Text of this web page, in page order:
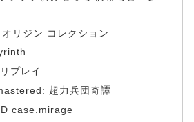
リジン コレクション
プレイ
超力兵団奇譚
case.mirage